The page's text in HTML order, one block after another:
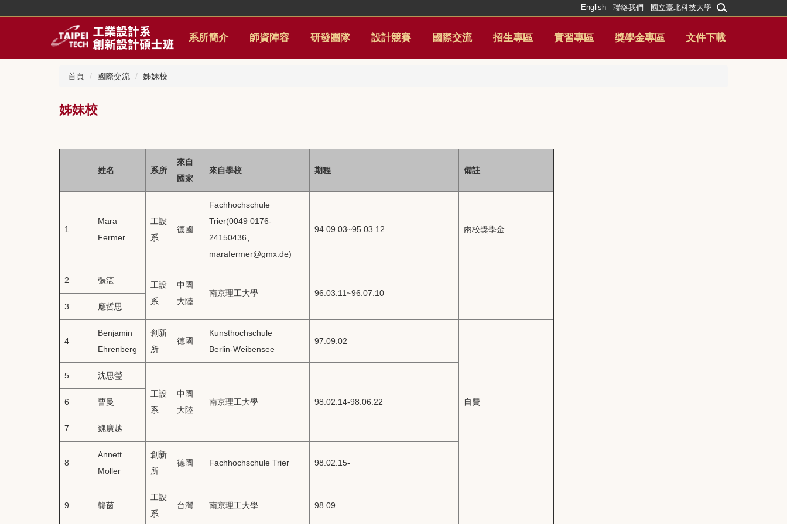
內
系所簡介 師資陣容 研發團隊 設計競賽 國際交流 招生專區 實習專區 獎學金專區 文件下載
English 聯絡我們 國立臺北科技大學
首頁 國際交流 姊妹校
姊妹校
姓名 系所
來自
國家
來自學校 期程 備註
1
Mara
Fermer
工設
系
德國
Fachhochschule
Trier(0049 0176-
24150436、
marafermer@gmx.de)
94.09.03~95.03.12 兩校獎學金
2 張湛
工設
系
中國
大陸
南京理工大學
96.03.11~96.07.10
3
應哲思
4
Benjamin
Ehrenberg
創新
所
德國
Kunsthochschule
Berlin-Weibensee
97.09.02
自費
5
沈思瑩
工設
系
中國
大陸
南京理工大學 98.02.14-98.06.22
6 曹曼
7 魏廣越
8
Annett
Moller
創新
所
德國 Fachhochschule Trier 98.02.15-
9 龔茵
工設
系
台灣 南京理工大學 98.09.